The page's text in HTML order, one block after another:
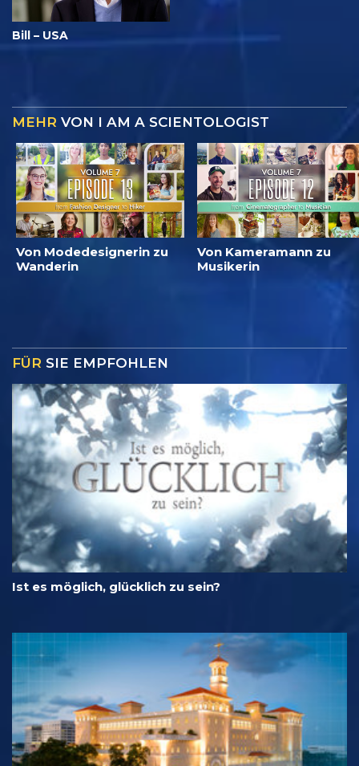
Bill – USA
MEHR VON I AM A SCIENTOLOGIST
Von Modedesignerin zu
Wanderin
Von Kameramann zu
Musikerin
FÜR SIE EMPFOHLEN
Ist es möglich, glücklich zu sein?